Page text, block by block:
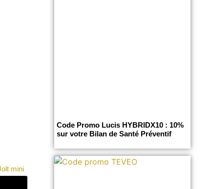
Code Promo Lucis HYBRIDX10 : 10%
sur votre Bilan de Santé Préventif